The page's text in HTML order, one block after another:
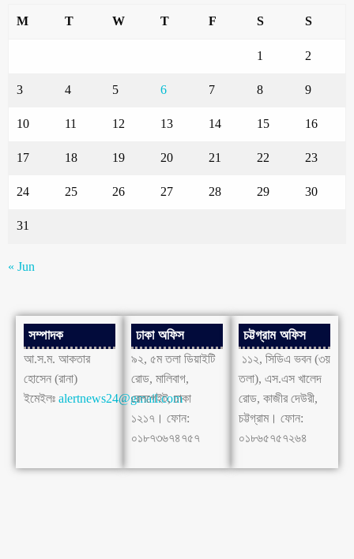
M T W T F S S
1 2
3 4 5 6 7 8 9
10 11 12 13 14 15 16
17 18 19 20 21 22 23
24 25 26 27 28 29 30
31
« Jun
সম্পাদক
আ.স.ম. আকতার
হোসেন (রানা)
ইমেইলঃ alertnews24@gmail.com
ঢাকা অফিস
৯২, ৫ম তলা ডিয়াইটি
রোড, মালিবাগ,
রেলগেইট, ঢাকা
১২১৭। ফোন:
০১৮৭৩৬৭৪৭৫৭
চট্টগ্রাম অফিস
১১২, সিডিএ ভবন (৩য়
তলা), এস.এস খালেদ
রোড, কাজীর দেউরী,
চট্টগ্রাম। ফোন:
০১৮৬৫৭৫৭২৬৪